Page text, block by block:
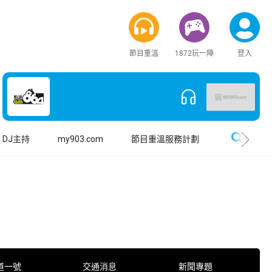
節目重溫 1872玩一陣 登入
DJ主持 my903.com 節目重溫服務計劃
一號 交通消息 新聞專題